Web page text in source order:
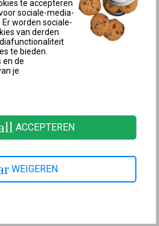
verbindingen tot stand
IPSec (Internet Protocol
een VPN-verbinding
brengen door middel van
geïntegreerd in het
dat er extra software
en Linux. Voor deze
verbinding configureren
in Android configureren
op de iPad of iPhone
te accepteren
sociale-media-
worden sociale-
van derden
te bieden.
en de
je
ACCEPTEREN
WEIGEREN